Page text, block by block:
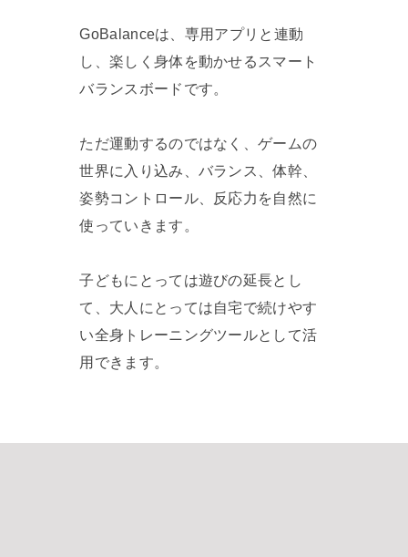
GoBalanceは、専用アプリと連動
し、楽しく身体を動かせるスマート
バランスボードです。
ただ運動するのではなく、ゲームの
世界に入り込み、バランス、体幹、
姿勢コントロール、反応力を自然に
使っていきます。
子どもにとっては遊びの延長とし
て、大人にとっては自宅で続けやす
い全身トレーニングツールとして活
用できます。